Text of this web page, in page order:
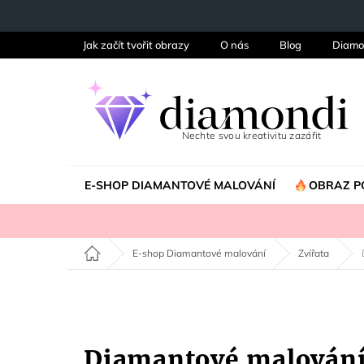
Jak začít tvořit obrazy O nás Blog
E-SHOP DIAMANTOVÉ MALOVÁNÍ OBRAZ
Domů E-shop Diamantové malování Zvířata